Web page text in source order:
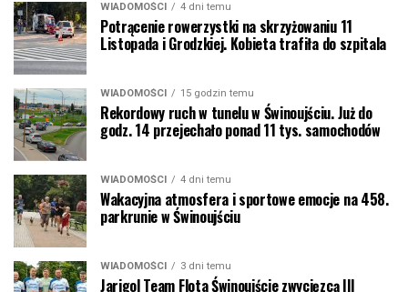
WIADOMOŚCI 4 dni temu
Potrącenie rowerzystki na skrzyżowaniu 11
Listopada i Grodzkiej. Kobieta trafiła do szpitala
WIADOMOŚCI 15 godzin temu
Rekordowy ruch w tunelu w Świnoujściu. Już do
godz. 14 przejechało ponad 11 tys. samochodów
WIADOMOŚCI 4 dni temu
Wakacyjna atmosfera i sportowe emocje na 458.
parkrunie w Świnoujściu
WIADOMOŚCI 3 dni temu
Jarigol Team Flota Świnoujście zwycięzcą III